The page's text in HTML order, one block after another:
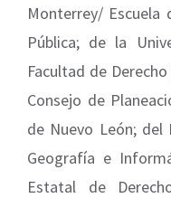
Monterrey/ Escuela
Pública; de la
Facultad de
Consejo de
de Nuevo León;
Geografía e
Estatal de